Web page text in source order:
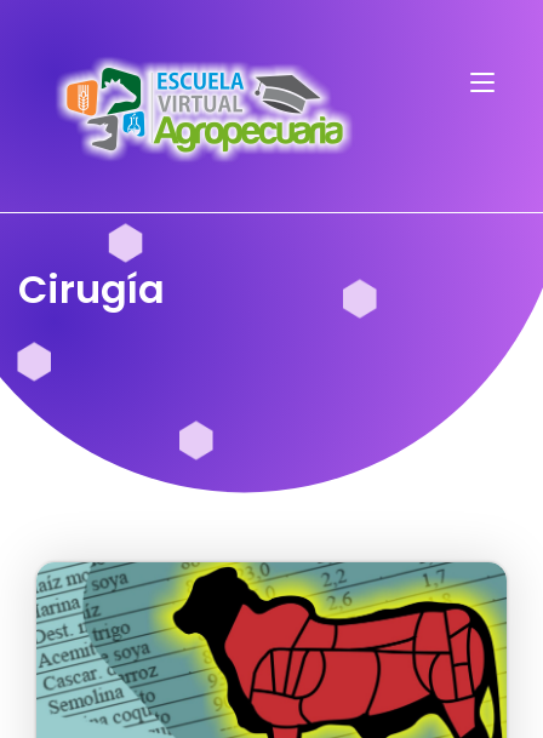
Cirugía